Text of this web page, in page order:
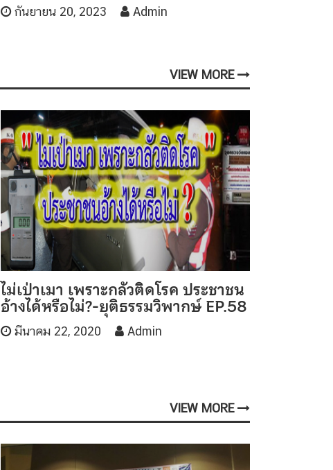
กันยายน 20, 2023 Admin
VIEW MORE
ไม่เป่าเมา เพราะกลัวติดโรค ประชาชน
อ้างได้หรือไม่?-ยุติธรรมวิพากษ์ EP.58
มีนาคม 22, 2020 Admin
VIEW MORE